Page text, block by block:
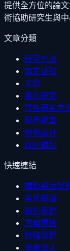
提供全方位的論
術協助研究生與
文章分類
研究方法
論文基礎
文獻
量化研究
質性研究方
問卷調查
問卷設計
政府補助
快速連結
補助額度試
常見問題
關於我們
方案價格
聯絡我們
會員登入